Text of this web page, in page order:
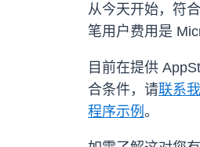
从今天开始，符
笔用户费用是
目前在提供
合条件，请联系我
程序示例 。